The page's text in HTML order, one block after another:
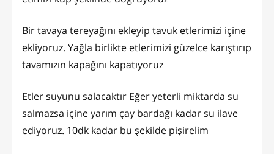
Bir tavaya tereyağını ekleyip tavuk etlerimizi içine
ekliyoruz. Yağla birlikte etlerimizi güzelce karıştırıp
tavamızın kapağını kapatıyoruz
Etler suyunu salacaktır Eğer yeterli miktarda su
salmazsa içine yarım çay bardağı kadar su ilave
ediyoruz. 10dk kadar bu şekilde pişirelim